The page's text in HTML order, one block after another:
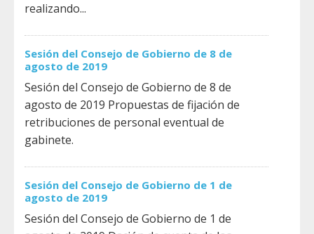
realizando...
Sesión del Consejo de Gobierno de 8 de
agosto de 2019
Sesión del Consejo de Gobierno de 8 de
agosto de 2019 Propuestas de fijación de
retribuciones de personal eventual de
gabinete.
Sesión del Consejo de Gobierno de 1 de
agosto de 2019
Sesión del Consejo de Gobierno de 1 de